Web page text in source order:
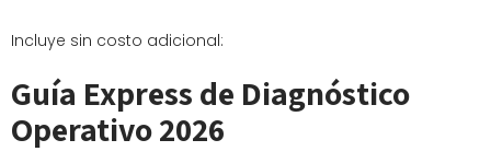
Incluye sin costo adicional:
Guía Express de Diagnóstico
Operativo 2026